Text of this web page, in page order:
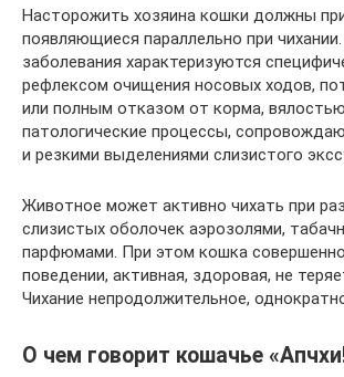
Насторожить хозяина кошки должны
появляющиеся параллельно при
заболевания характеризуются
рефлексом очищения носовых ходов,
или полным отказом от корма,
патологические процессы,
и резкими выделениями слизистого
Животное может активно чихать при
слизистых оболочек аэрозолями,
парфюмами. При этом кошка
поведении, активная, здоровая, не
Чихание непродолжительное,
О чем говорит кошачье